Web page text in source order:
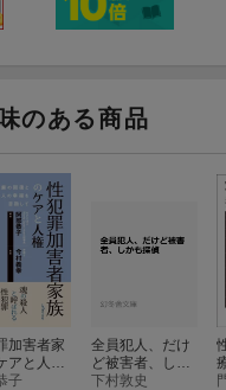
のある商品
加害者家
アと人権
〕
子
全員犯人、だけ
ど被害者、しか
も探偵
下村敦史